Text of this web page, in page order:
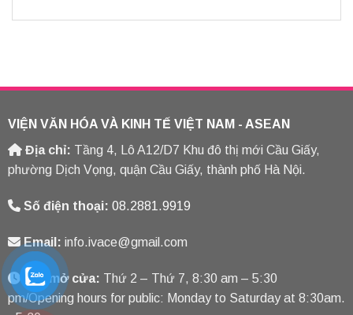
VIỆN VĂN HÓA VÀ KINH TẾ VIỆT NAM - ASEAN
Địa chỉ: Tầng 4, Lô A12/D7 Khu đô thị mới Cầu Giấy,
phường Dịch Vọng, quận Cầu Giấy, thành phố Hà Nội.
Số điện thoại: 08.2881.9919
Email: info.ivace@gmail.com
Giờ mở cửa: Thứ 2 – Thứ 7, 8:30 am – 5:30
pm/Opening hours for public: Monday to Saturday at 8:30am.